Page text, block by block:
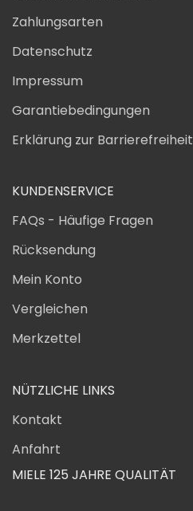
Zahlungsarten
Datenschutz
Impressum
Garantiebedingungen
Erklärung zur Barrierefreiheit
KUNDENSERVICE
FAQs - Häufige Fragen
Rücksendung
Mein Konto
Vergleichen
Merkzettel
NÜTZLICHE LINKS
Kontakt
Anfahrt
MIELE 125 JAHRE QUALITÄT